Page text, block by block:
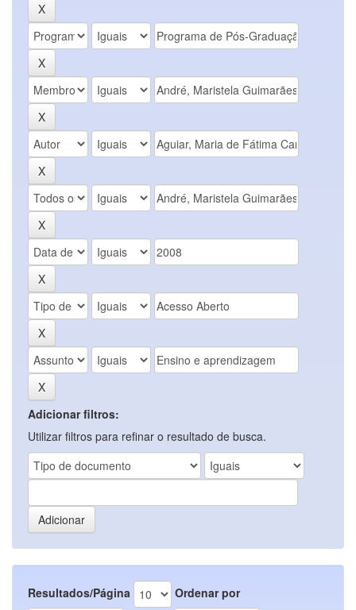
Adicionar filtros:
Utilizar filtros para refinar o resultado de busca.
Resultados/Página Ordenar por